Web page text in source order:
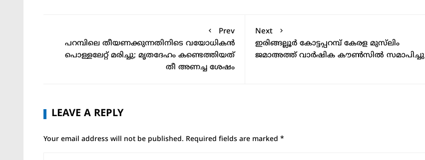
Prev
പറമ്പിലെ തീയണക്കുന്നതിനിടെ വയോധികൻ
പൊള്ളലേറ്റ് മരിച്ചു; മൃതദേഹം കണ്ടെത്തിയത്
തീ അണച്ച ശേഷം
Next
ഇരിങ്ങല്ലൂർ കോട്ടപ്പറമ്പ് കേരള മുസ്‌ലിം
ജമാഅത്ത് വാർഷിക കൗൺസിൽ സമാപിച്ചു
LEAVE A REPLY
Your email address will not be published. Required fields are marked *